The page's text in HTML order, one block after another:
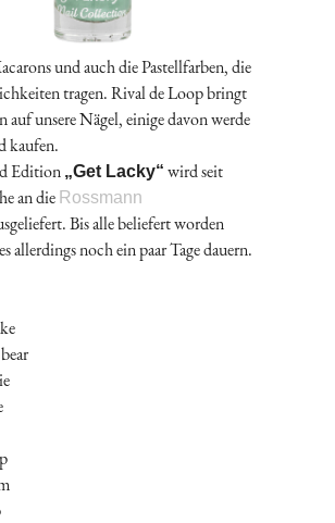
und auch die Pastellfarben, die
tragen. Rival de Loop bringt
auf unsere Nägel, einige davon werde
kaufen.
Edition „Get Lacky“ wird seit
an die Rossmann
Bis alle beliefert worden
allerdings noch ein paar Tage dauern.